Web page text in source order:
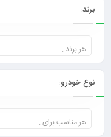
برند:
هر برند :
نوع خودرو:
هر مناسب برای :